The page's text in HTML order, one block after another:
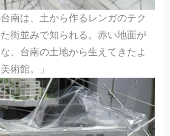
南は、土から作るレンガのテク
街並みで知られる。赤い地面が
、台南の土地から生えてきたよ
術館。」